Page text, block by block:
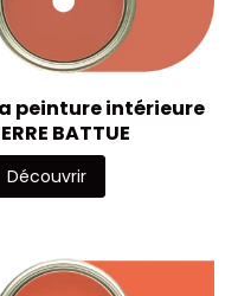
peinture intérieure
BATTUE
Découvrir